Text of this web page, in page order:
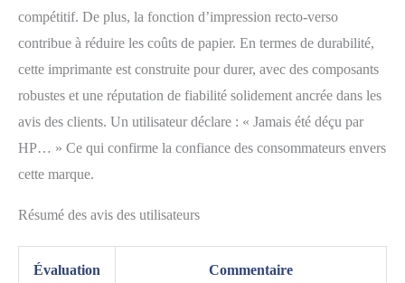
compétitif. De plus, la fonction d’impression recto-verso
contribue à réduire les coûts de papier. En termes de durabilité,
cette imprimante est construite pour durer, avec des composants
robustes et une réputation de fiabilité solidement ancrée dans les
avis des clients. Un utilisateur déclare : « Jamais été déçu par
HP… » Ce qui confirme la confiance des consommateurs envers
cette marque.
Résumé des avis des utilisateurs
Évaluation Commentaire